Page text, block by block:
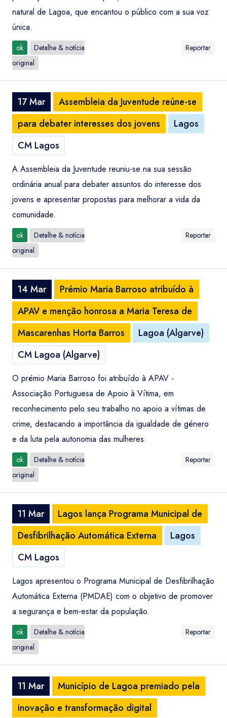
natural de Lagoa, que encantou o público com a sua voz
única.
ok
Detalhe & notícia
original
Reportar
17 Mar
Assembleia da Juventude reúne-se
para debater interesses dos jovens
Lagos
CM Lagos
A Assembleia da Juventude reuniu-se na sua sessão
ordinária anual para debater assuntos do interesse dos
jovens e apresentar propostas para melhorar a vida da
comunidade.
ok
Detalhe & notícia
original
Reportar
14 Mar
Prémio Maria Barroso atribuído à
APAV e menção honrosa a Maria Teresa de
Mascarenhas Horta Barros
Lagoa (Algarve)
CM Lagoa (Algarve)
O prémio Maria Barroso foi atribuído à APAV -
Associação Portuguesa de Apoio à Vítima, em
reconhecimento pelo seu trabalho no apoio a vítimas de
crime, destacando a importância da igualdade de género
e da luta pela autonomia das mulheres.
ok
Detalhe & notícia
original
Reportar
11 Mar
Lagos lança Programa Municipal de
Desfibrilhação Automática Externa
Lagos
CM Lagos
Lagos apresentou o Programa Municipal de Desfibrilhação
Automática Externa (PMDAE) com o objetivo de promover
a segurança e bem-estar da população.
ok
Detalhe & notícia
original
Reportar
11 Mar
Município de Lagoa premiado pela
inovação e transformação digital